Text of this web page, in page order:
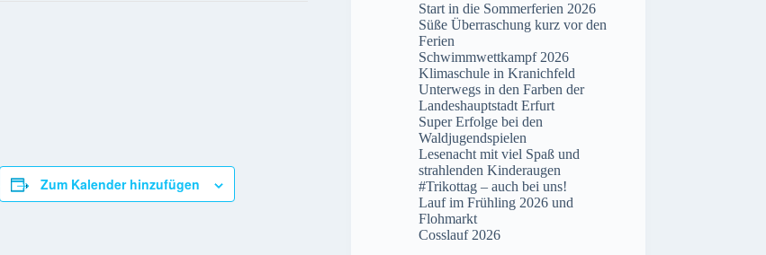
Zum Kalender hinzufügen
Start in die Sommerferien 2026
Süße Überraschung kurz vor den
Ferien
Schwimmwettkampf 2026
Klimaschule in Kranichfeld
Unterwegs in den Farben der
Landeshauptstadt Erfurt
Super Erfolge bei den
Waldjugendspielen
Lesenacht mit viel Spaß und
strahlenden Kinderaugen
#Trikottag – auch bei uns!
Lauf im Frühling 2026 und
Flohmarkt
Cosslauf 2026